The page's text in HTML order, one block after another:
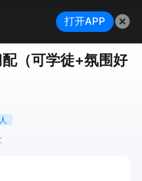
（可学徒+氛围好
打开APP